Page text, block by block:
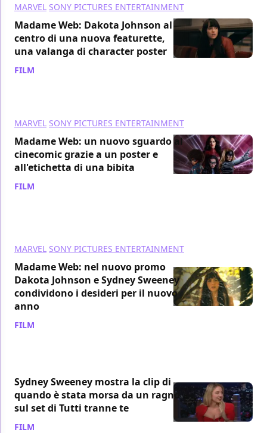
MARVEL SONY PICTURES ENTERTAINMENT
Madame Web: Dakota Johnson al
centro di una nuova featurette,
una valanga di character poster
FILM
MARVEL SONY PICTURES ENTERTAINMENT
Madame Web: un nuovo sguardo al
cinecomic grazie a un poster e
all'etichetta di una bibita
FILM
MARVEL SONY PICTURES ENTERTAINMENT
Madame Web: nel nuovo promo
Dakota Johnson e Sydney Sweeney
condividono i desideri per il nuovo
anno
FILM
Sydney Sweeney mostra la clip di
quando è stata morsa da un ragno
sul set di Tutti tranne te
FILM